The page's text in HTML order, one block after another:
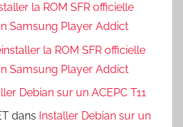
la ROM SFR officielle
Samsung Player Addict
la ROM SFR officielle
Samsung Player Addict
Debian sur un ACEPC T11
dans Installer Debian sur un